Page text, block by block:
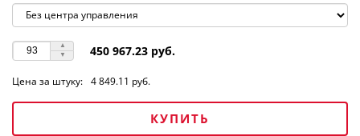
450 967.23 руб.
Цена за штуку: 4 849.11 руб.
КУПИТЬ